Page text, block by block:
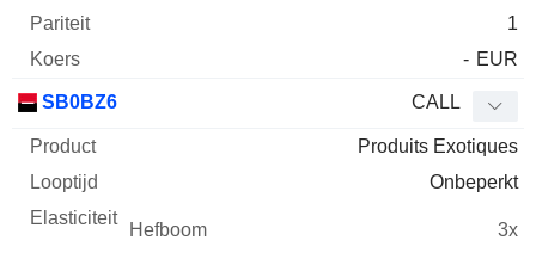
1
- EUR
SB0BZ6 CALL
Produits Exotiques
Onbeperkt
3x